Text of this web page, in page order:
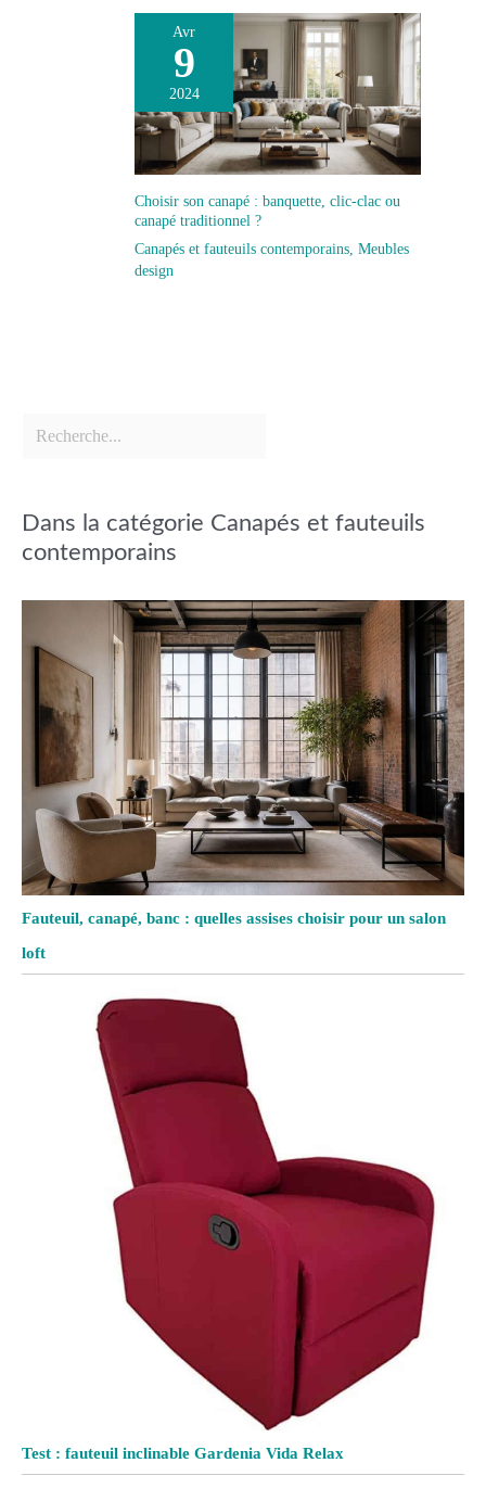
Avr
9
2024
Choisir son canapé : banquette, clic-clac ou
canapé traditionnel ?
Canapés et fauteuils contemporains Meubles
design
Dans la catégorie Canapés et fauteuils
contemporains
Fauteuil, canapé, banc : quelles assises choisir pour un salon
loft
Test : fauteuil inclinable Gardenia Vida Relax